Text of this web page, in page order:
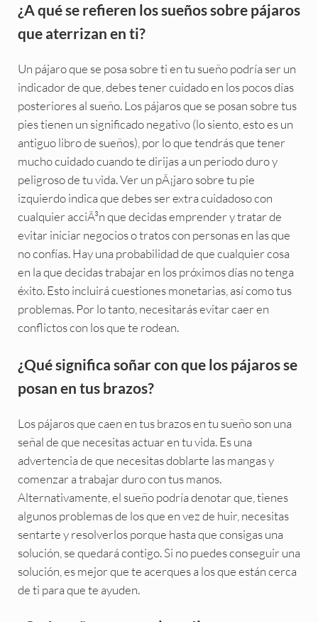
¿A qué se refieren los sueños sobre pájaros
que aterrizan en ti?
Un pájaro que se posa sobre ti en tu sueño podría ser un
indicador de que, debes tener cuidado en los pocos días
posteriores al sueño. Los pájaros que se posan sobre tus
pies tienen un significado negativo (lo siento, esto es un
antiguo libro de sueños), por lo que tendrás que tener
mucho cuidado cuando te dirijas a un periodo duro y
peligroso de tu vida. Ver un pÃ¡jaro sobre tu pie
izquierdo indica que debes ser extra cuidadoso con
cualquier acciÃ³n que decidas emprender y tratar de
evitar iniciar negocios o tratos con personas en las que
no confías. Hay una probabilidad de que cualquier cosa
en la que decidas trabajar en los próximos días no tenga
éxito. Esto incluirá cuestiones monetarias, así como tus
problemas. Por lo tanto, necesitarás evitar caer en
conflictos con los que te rodean.
¿Qué significa soñar con que los pájaros se
posan en tus brazos?
Los pájaros que caen en tus brazos en tu sueño son una
señal de que necesitas actuar en tu vida. Es una
advertencia de que necesitas doblarte las mangas y
comenzar a trabajar duro con tus manos.
Alternativamente, el sueño podría denotar que, tienes
algunos problemas de los que en vez de huir, necesitas
sentarte y resolverlos porque hasta que consigas una
solución, se quedará contigo. Si no puedes conseguir una
solución, es mejor que te acerques a los que están cerca
de ti para que te ayuden.